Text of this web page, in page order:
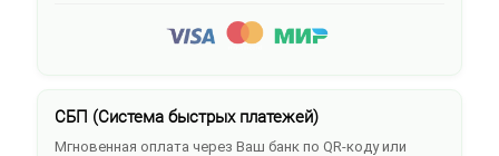
СБП (Система быстрых платежей)
Мгновенная оплата через Ваш банк по QR-коду или